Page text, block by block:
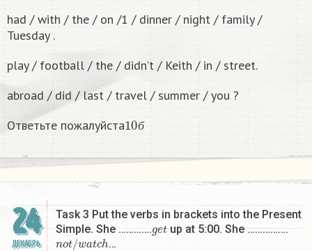
had / with / the / on /1 / dinner / night / family /
Tuesday .
play / football / the / didn’t / Keith / in / street.
abroad / did / last / travel / summer / you ?
Ответьте пожалуйста
б
10
24
ДЕКАБРЬ
Task 3 Put the verbs in brackets into the Present
Simple. She ………….g etup at 5:00. She …………….
not/w at ch…